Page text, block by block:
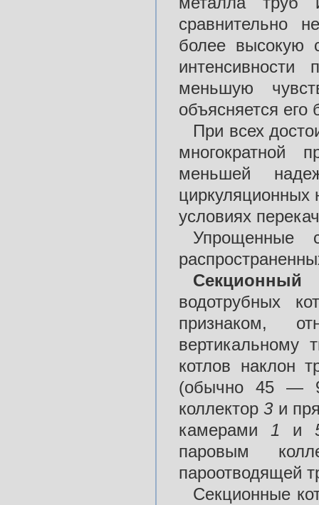
сравнительно
более высокую
интенсивности
меньшую
объясняется
При всех
многократной
меньшей
циркуляционных
условиях
Упрощенные
Секционный
водотрубных
признаком,
вертикальному
котлов наклон
(обычно 45 —
коллектор3 и
камерами 1 и
паровым
пароотводящей
Секционные